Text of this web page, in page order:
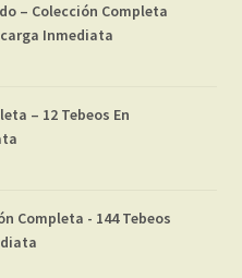
– Colección Completa
Inmediata
– 12 Tebeos En
Completa - 144 Tebeos